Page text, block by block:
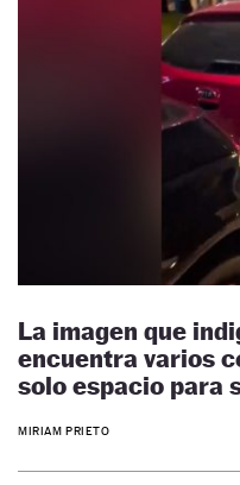
La imagen que
encuentra varios
solo espacio para
MIRIAM PRIETO